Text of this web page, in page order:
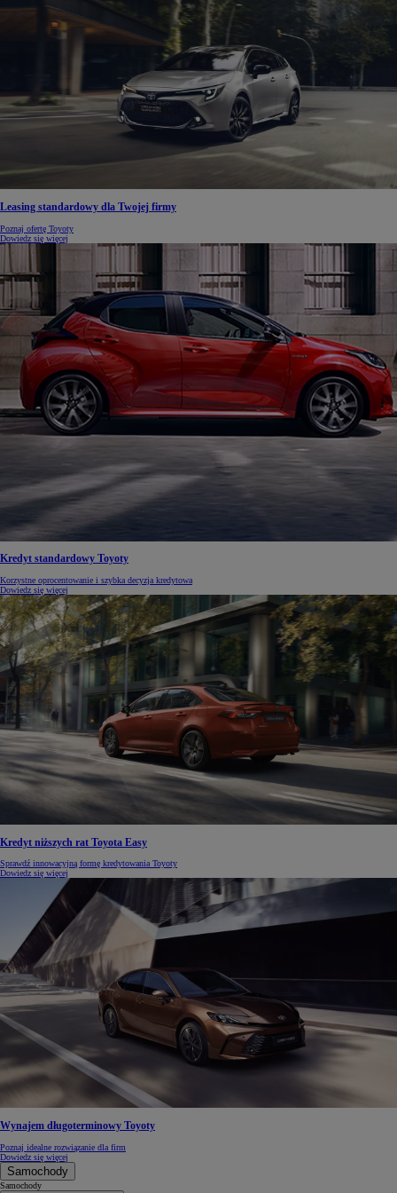
Leasing standardowy dla Twojej firmy
Poznaj ofertę Toyoty
Dowiedz się więcej
Kredyt standardowy Toyoty
Korzystne oprocentowanie i szybka decyzja kredytowa
Dowiedz się więcej
Kredyt niższych rat Toyota Easy
Sprawdź innowacyjną formę kredytowania Toyoty
Dowiedz się więcej
Wynajem długoterminowy Toyoty
Poznaj idealne rozwiązanie dla firm
Dowiedz się więcej
Samochody
Samochody